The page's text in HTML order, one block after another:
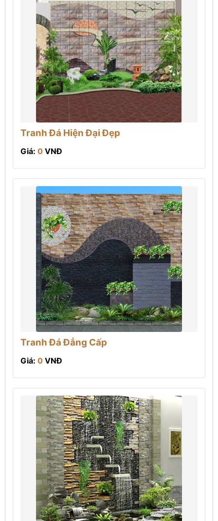
Tranh Đá Hiện Đại Đẹp
Giá: 0 VNĐ
Tranh Đá Đẳng Cấp
Giá: 0 VNĐ